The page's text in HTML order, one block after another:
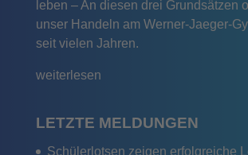
leben – An diesen drei Grundsätzen
unser Handeln am Werner-Jaeger-
seit vielen Jahren.
weiterlesen
LETZTE MELDUNGEN
Schülerlotsen zeigen erfolgreiche